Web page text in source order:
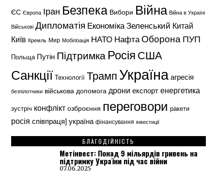
ЄС Європа Іран Безпека Вибори Війна Війна в Україні
Військові Дипломатія ЕкономікаЗеленський Китай
Київ Кремль Мир Мобілізація НАТО НафтаОборона ПУП
Польща Путін Підтримка РосіяСША
Санкції Технології ТрампУкраїнаагресія
безпілотники військова допомога дрони експорт енергетика
зустріч конфлікт озброєння переговори ракети
росія співпраця] україна фінансування інвестиції
БЛАГОДІЙНІСТЬ
Метінвест: Понад 9 мільярдів гривень на
підтримку України під час війни
07.06.2025